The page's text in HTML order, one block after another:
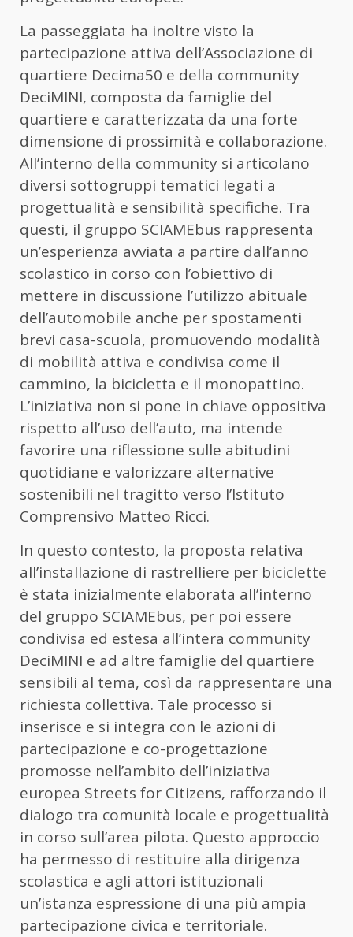
La passeggiata ha inoltre visto la
partecipazione attiva dell’Associazione di
quartiere Decima50 e della community
DeciMINI, composta da famiglie del
quartiere e caratterizzata da una forte
dimensione di prossimità e collaborazione.
All’interno della community si articolano
diversi sottogruppi tematici legati a
progettualità e sensibilità specifiche. Tra
questi, il gruppo SCIAMEbus rappresenta
un’esperienza avviata a partire dall’anno
scolastico in corso con l’obiettivo di
mettere in discussione l’utilizzo abituale
dell’automobile anche per spostamenti
brevi casa-scuola, promuovendo modalità
di mobilità attiva e condivisa come il
cammino, la bicicletta e il monopattino.
L’iniziativa non si pone in chiave oppositiva
rispetto all’uso dell’auto, ma intende
favorire una riflessione sulle abitudini
quotidiane e valorizzare alternative
sostenibili nel tragitto verso l’Istituto
Comprensivo Matteo Ricci.
In questo contesto, la proposta relativa
all’installazione di rastrelliere per biciclette
è stata inizialmente elaborata all’interno
del gruppo SCIAMEbus, per poi essere
condivisa ed estesa all’intera community
DeciMINI e ad altre famiglie del quartiere
sensibili al tema, così da rappresentare una
richiesta collettiva. Tale processo si
inserisce e si integra con le azioni di
partecipazione e co-progettazione
promosse nell’ambito dell’iniziativa
europea Streets for Citizens, rafforzando il
dialogo tra comunità locale e progettualità
in corso sull’area pilota. Questo approccio
ha permesso di restituire alla dirigenza
scolastica e agli attori istituzionali
un’istanza espressione di una più ampia
partecipazione civica e territoriale.